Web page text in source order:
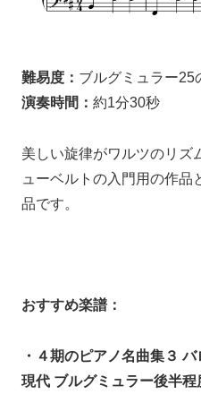
難易度： ブルグミュラー25
演奏時間： 約1分30秒
美しい旋律がワルツのリズ
ューベルトの入門用の作
品です。
おすすめ楽譜：
・４期のピアノ名曲集３
現代 ブルグミュラー後半程